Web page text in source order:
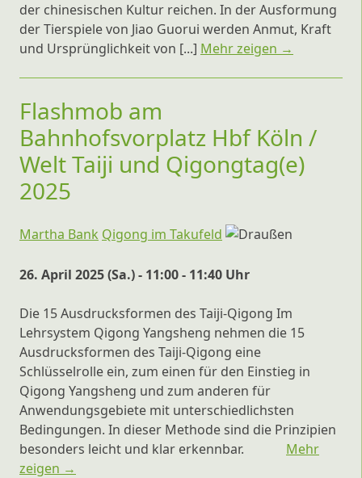
der chinesischen Kultur reichen. In der Ausformung
der Tierspiele von Jiao Guorui werden Anmut, Kraft
und Ursprünglichkeit von [...] Mehr zeigen →
Flashmob am
Bahnhofsvorplatz Hbf Köln /
Welt Taiji und Qigongtag(e)
2025
Martha Bank Qigong im Takufeld
26. April 2025 (Sa.) - 11:00 - 11:40 Uhr
Die 15 Ausdrucksformen des Taiji-Qigong Im
Lehrsystem Qigong Yangsheng nehmen die 15
Ausdrucksformen des Taiji-Qigong eine
Schlüsselrolle ein, zum einen für den Einstieg in
Qigong Yangsheng und zum anderen für
Anwendungsgebiete mit unterschiedlichsten
Bedingungen. In dieser Methode sind die Prinzipien
besonders leicht und klar erkennbar. Mehr
zeigen →